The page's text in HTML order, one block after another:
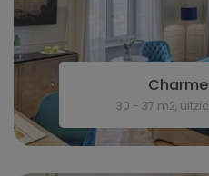
30 - 37 m2,